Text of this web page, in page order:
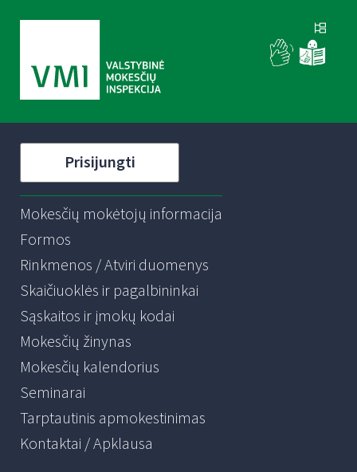
Prisijungti
Mokesčių mokėtojų informacija
Formos
Rinkmenos / Atviri duomenys
Skaičiuoklės ir pagalbininkai
Sąskaitos ir įmokų kodai
Mokesčių žinynas
Mokesčių kalendorius
Seminarai
Tarptautinis apmokestinimas
Kontaktai / Apklausa